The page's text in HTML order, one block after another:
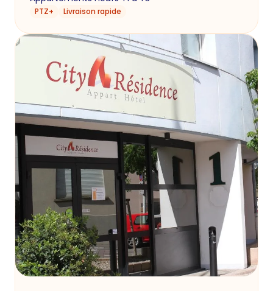
PTZ+ Livraison rapide